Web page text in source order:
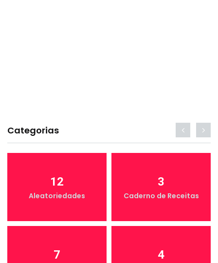
Categorias
12
Aleatoriedades
3
Caderno de Receitas
7 4